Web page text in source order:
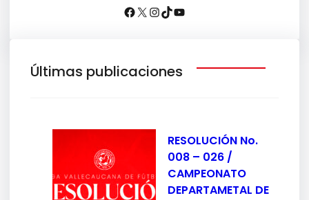
Últimas publicaciones
RESOLUCIÓN No.
008 – 026 /
CAMPEONATO
DEPARTAMETAL DE